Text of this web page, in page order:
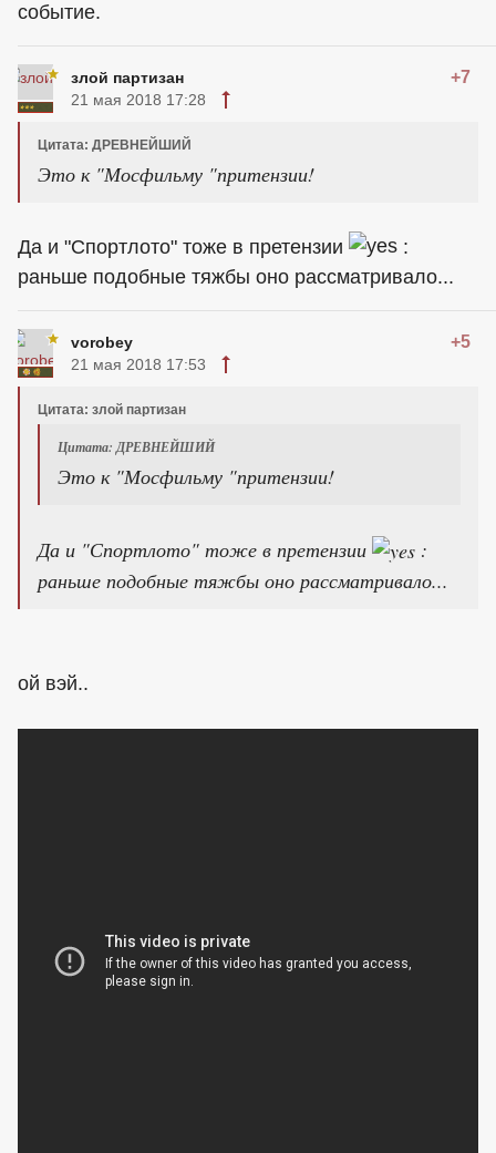
событие.
злой партизан +7
21 мая 2018 17:28
Цитата: ДРЕВНЕЙШИЙ
Это к "Мосфильму "притензии!
Да и "Спортлото" тоже в претензии
:
раньше подобные тяжбы оно рассматривало...
vorobey +5
21 мая 2018 17:53
Цитата: злой партизан
Цитата: ДРЕВНЕЙШИЙ
Это к "Мосфильму "притензии!
Да и "Спортлото" тоже в претензии
:
раньше подобные тяжбы оно рассматривало...
ой вэй..